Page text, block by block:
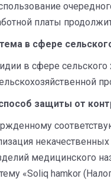
платы
в сфере
в сфере
защиты от
медицинского
«Soliq hamkor